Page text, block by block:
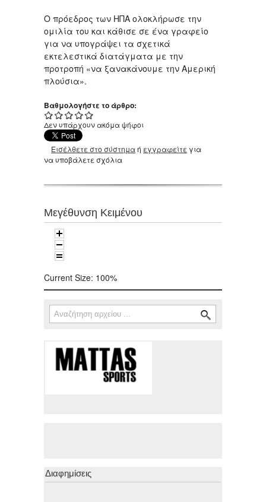
Ο πρόεδρος των ΗΠΑ ολοκλήρωσε την
ομιλία του και κάθισε σε ένα γραφείο
για να υπογράψει τα σχετικά
εκτελεστικά διατάγματα με την
προτροπή «να ξανακάνουμε την Αμερική
πλούσια».
Βαθμολογήστε το άρθρο:
Δεν υπάρχουν ακόμα ψήφοι
Εισέλθετε στο σύστημαή εγγραφείτε για
να υποβάλετε σχόλια
Μεγέθυνση Κειμένου
Current Size: 100%
Φόρμα αναζήτησης
Αναζήτηση
Διαφημίσεις